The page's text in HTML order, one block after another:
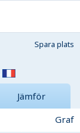
Spara plats
Jämför
Graf